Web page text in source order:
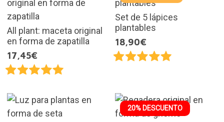
All plant: maceta original
en forma de zapatilla
17,45€
Set de 5 lápices
plantables
18,90€
20% DESCUENTO